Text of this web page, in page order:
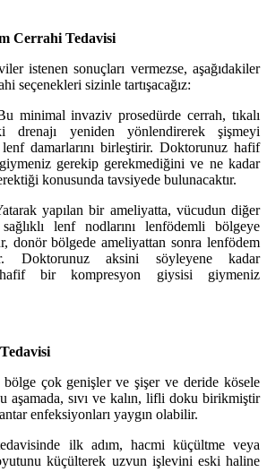
Cerrahi Tedavisi
istenen sonuçları vermezse, aşağıdakiler
seçenekleri sizinle tartışacağız:
minimal invaziv prosedürde cerrah, tıkalı
drenajı yeniden yönlendirerek şişmeyi
damarlarını birleştirir. Doktorunuz hafif
gerekip gerekmediğini ve ne kadar
konusunda tavsiyede bulunacaktır.
yapılan bir ameliyatta, vücudun diğer
lenf nodlarını lenfödemli bölgeye
donör bölgede ameliyattan sonra lenfödem
Doktorunuz aksini söyleyene kadar
bir kompresyon giysisi giymeniz
bölge çok genişler ve şişer ve deride kösele
aşamada, sıvı ve kalın, lifli doku birikmiştir
enfeksiyonları yaygın olabilir.
ilk adım, hacmi küçültme veya
küçülterek uzvun işlevini eski haline